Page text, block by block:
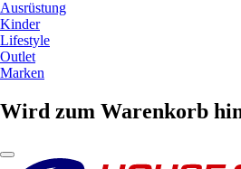
Ausrüstung
Kinder
Lifestyle
Outlet
Marken
Wird zum Warenkorb